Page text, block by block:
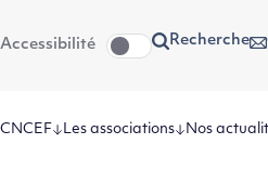
au
contenu
Accessibilité Recherche
CNCEF Les associations Nos